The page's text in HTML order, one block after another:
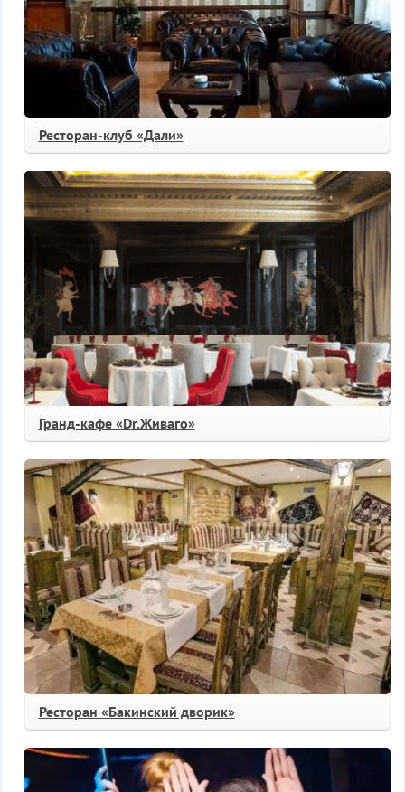
Ресторан-клуб «Дали»
Гранд-кафе «Dr.Живаго»
Ресторан «Бакинский дворик»